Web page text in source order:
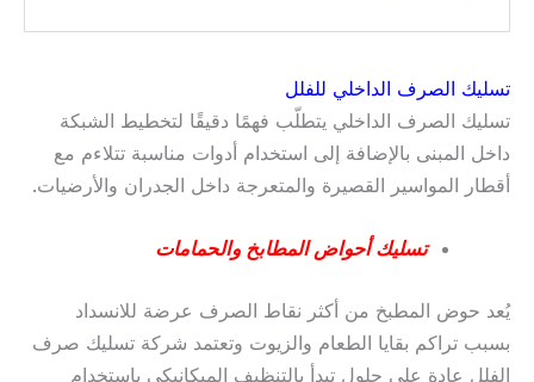
تسليك الصرف الداخلي للفلل
تسليك الصرف الداخلي يتطلّب فهمًا دقيقًا لتخطيط الشبكة
داخل المبنى بالإضافة إلى استخدام أدوات مناسبة تتلاءم مع
أقطار المواسير القصيرة والمتعرجة داخل الجدران والأرضيات.
تسليك أحواض المطابخ والحمامات
يُعد حوض المطبخ من أكثر نقاط الصرف عرضة للانسداد
بسبب تراكم بقايا الطعام والزيوت وتعتمد شركة تسليك صرف
الفلل عادة على حلول تبدأ بالتنظيف الميكانيكي باستخدام